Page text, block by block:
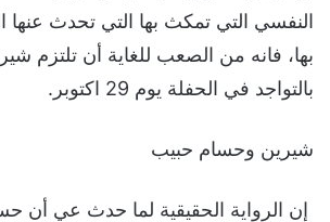
النفسي التي تمكث بها التي تحدث
بها، فانه من الصعب للغاية أن تلتزم
بالتواجد في الحفلة يوم 29 اكتوبر.
شيرين وحسام حبيب
إن الرواية الحقيقية لما حدث عي أن